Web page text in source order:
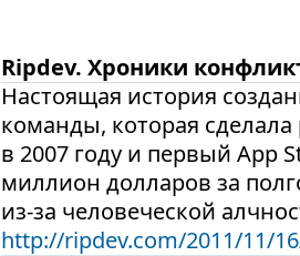
Ripdev. Хроники
Настоящая история
команды, которая
в 2007 году и первый App
миллион долларов за
из-за человеческой
http://ripdev.com/2011/11/